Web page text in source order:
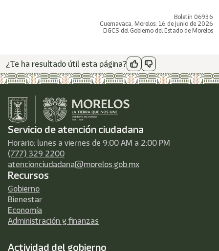
Boletín 06936
Cuernavaca, Morelos; 16 de junio de 2026
DGCS del Gobierno del Estado de Morelos
¿Te ha resultado útil esta página?
Servicio de atención ciudadana
Horario: lunes a viernes de 9:00 AM a 2:00 PM
(777) 329 2200
atencionciudadana@morelos.gob.mx
Recursos
Gobierno
Bienestar
Economía
Administración y finanzas
Actividad del gobierno